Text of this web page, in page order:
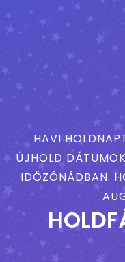
HAVI
ÚJHOLD
IDŐZÓNÁDBAN.